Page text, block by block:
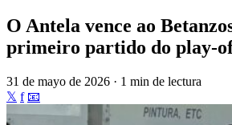
O Antela vence ao
primeiro partido do play-
31 de mayo de 2026 · 1 min de lectura
𝕏 f 📧